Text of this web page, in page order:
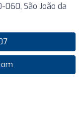
060, São João da